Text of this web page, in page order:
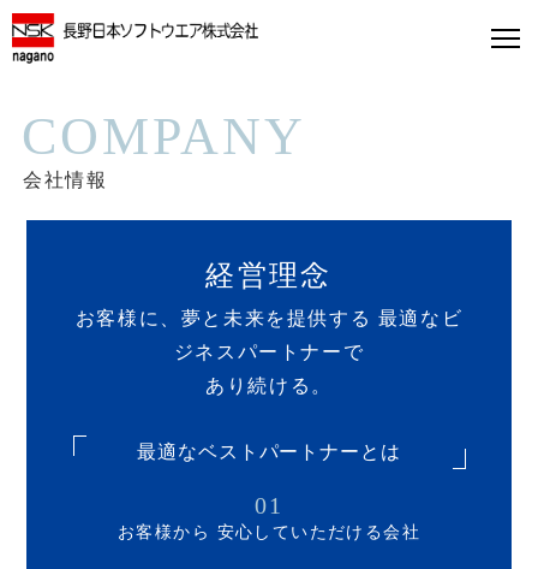
COMPANY
会社情報
経営理念
お客様に、夢と未来を提供する 最適なビ
ジネスパートナーで
あり続ける。
最適なベストパートナーとは
01
お客様から 安心していただける会社